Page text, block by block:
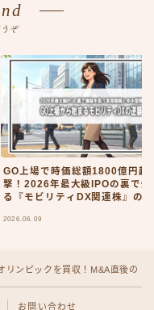
ぞ
GO上場で時価総額1800億円超
撃！2026年最大級IPOの裏で爆
る『モビリティDX関連株』の
2026.06.09
リンピックを買収！M&A直後の
お問い合わせ